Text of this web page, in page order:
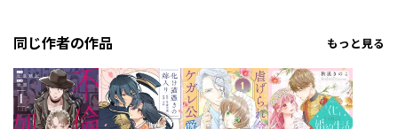
同じ作者の作品 もっと見る